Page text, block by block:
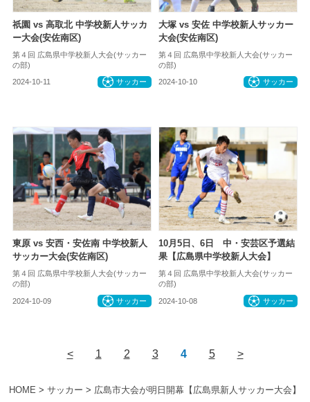
HOME > サッカー > 広島市大会が明日開幕【広島県新人サッカー大会】
祇園 vs 高取北 中学校新人サッカ
ー大会(安佐南区)
第４回 広島県中学校新人大会(サッカー
の部)
2024-10-11 サッカー
大塚 vs 安佐 中学校新人サッカー
大会(安佐南区)
第４回 広島県中学校新人大会(サッカー
の部)
2024-10-10 サッカー
東原 vs 安西・安佐南 中学校新人
サッカー大会(安佐南区)
第４回 広島県中学校新人大会(サッカー
の部)
2024-10-09 サッカー
10月5日、6日 中・安芸区予選結
果【広島県中学校新人大会】
第４回 広島県中学校新人大会(サッカー
の部)
2024-10-08 サッカー
< 1 2 3 4 5 >